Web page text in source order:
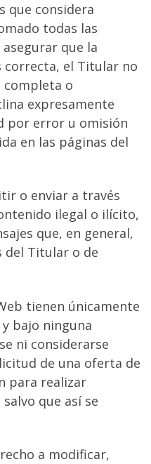
que considera
todas las
que la
correcta, el Titular no
completa o
expresamente
por error u omisión
en las páginas del
o enviar a través
ilegal o ilícito,
que, en general,
del Titular o de
tienen únicamente
bajo ninguna
ni considerarse
de una oferta de
para realizar
que así se
a modificar,